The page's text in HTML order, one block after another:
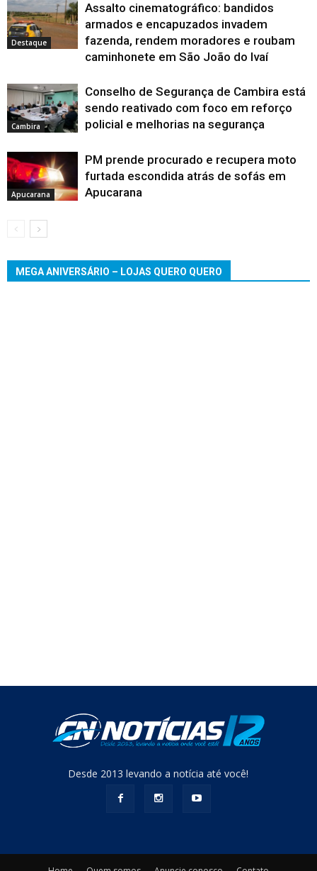
Destaque
Assalto cinematográfico: bandidos
armados e encapuzados invadem
fazenda, rendem moradores e roubam
caminhonete em São João do Ivaí
Cambira
Conselho de Segurança de Cambira está
sendo reativado com foco em reforço
policial e melhorias na segurança
Apucarana
PM prende procurado e recupera moto
furtada escondida atrás de sofás em
Apucarana
MEGA ANIVERSÁRIO – LOJAS QUERO QUERO
Desde 2013 levando a notícia até você!